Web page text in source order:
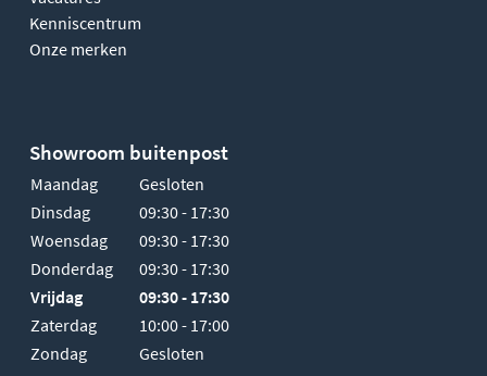
Kenniscentrum
Onze merken
Showroom buitenpost
Maandag
Gesloten
Dinsdag
09:30 - 17:30
Woensdag
09:30 - 17:30
Donderdag
09:30 - 17:30
Vrijdag
09:30 - 17:30
Zaterdag
10:00 - 17:00
Zondag
Gesloten